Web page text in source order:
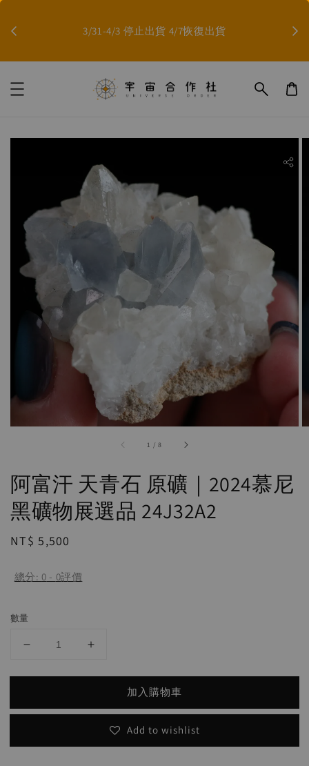
3/31-4/3 停止出貨 4/7恢復出貨
1 /accessibility.of
8
阿富汗 天青石 原礦｜2024慕尼
黑礦物展選品 24J32A2
Regular
NT$ 5,500
總分: 0 - 0評價
數量
加入購物車
Add to wishlist